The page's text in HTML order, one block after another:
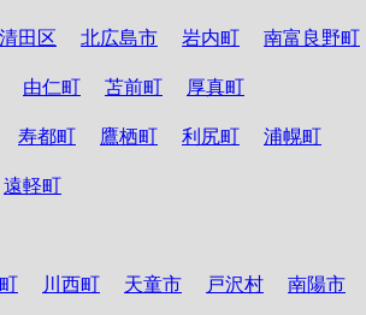
田区 北広島市 岩内町 南富良野町
由仁町 苫前町 厚真町
寿都町 鷹栖町 利尻町 浦幌町
遠軽町
川西町 天童市 戸沢村 南陽市